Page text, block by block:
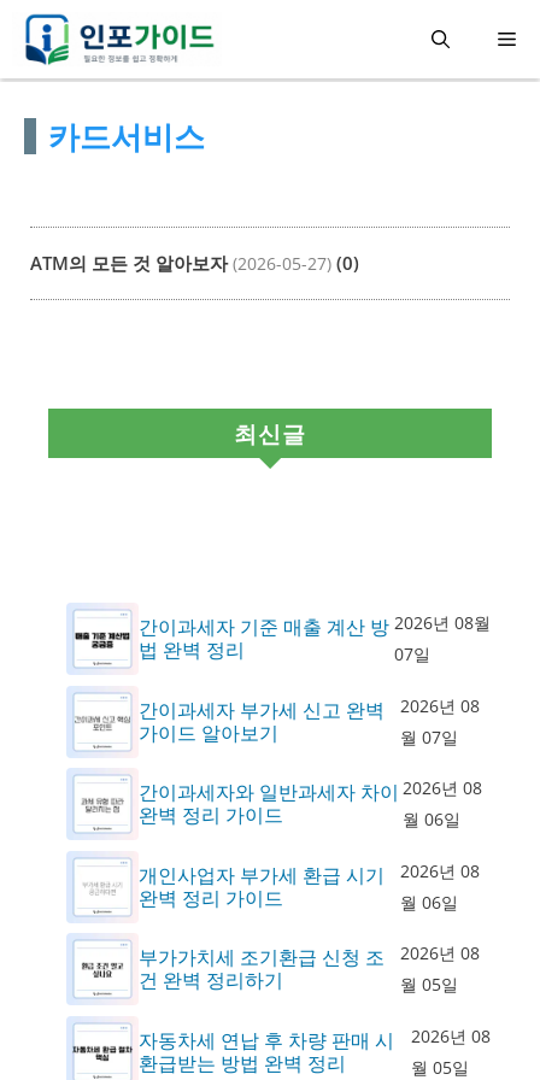
메
카드서비스
ATM의 모든 것 알아보자 (2026-05-27) (0)
최신글
간이과세자 기준 매출 계산 방
법 완벽 정리
2026년 08월
07일
간이과세자 부가세 신고 완벽
가이드 알아보기
2026년 08
월 07일
간이과세자와 일반과세자 차이
완벽 정리 가이드
2026년 08
월 06일
개인사업자 부가세 환급 시기
완벽 정리 가이드
2026년 08
월 06일
부가가치세 조기환급 신청 조
건 완벽 정리하기
2026년 08
월 05일
자동차세 연납 후 차량 판매 시
환급받는 방법 완벽 정리
2026년 08
월 05일